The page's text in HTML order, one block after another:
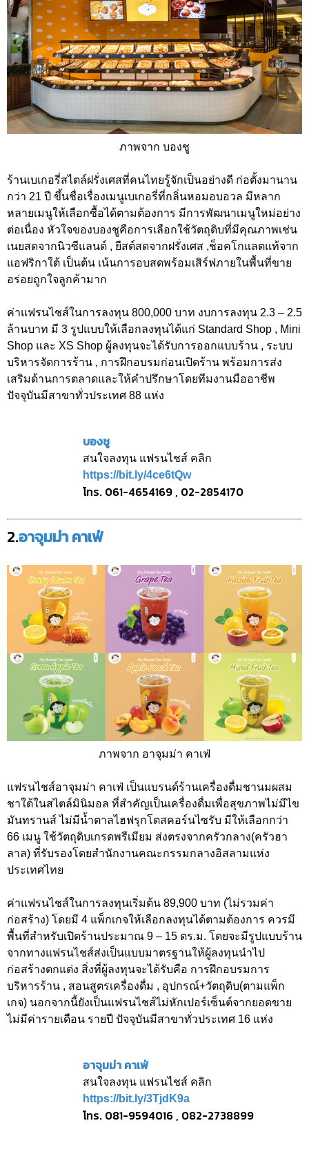
ภาพจาก บองชู
ร้านเบเกอรี่สไตล์ฝรั่งเศสที่คนไทยรู้จักเป็นอย่างดี ก่อตั้งมานาน
กว่า 21 ปี ขึ้นชื่อเรื่องเมนูเบเกอรี่ที่กลิ่นหอมอบอวล มีหลาก
หลายเมนูให้เลือกซื้อได้ตามต้องการ มีการพัฒนาเมนูใหม่อย่าง
ต่อเนื่อง หัวใจของบองชูคือการเลือกใช้วัตถุดิบที่มีคุณภาพเช่น
เนยสดจากนิวซีแลนด์ , ยีสต์สดจากฝรั่งเศส ,ช็อคโกแลตแท้จาก
แอฟริกาใต้ เป็นต้น เน้นการอบสดพร้อมเสิร์ฟภายในพื้นที่ขาย
อร่อยถูกใจลูกค้ามาก
ค่าแฟรนไชส์ในการลงทุน 800,000 บาท งบการลงทุน 2.3 – 2.5
ล้านบาท มี 3 รูปแบบให้เลือกลงทุนได้แก่ Standard Shop , Mini
Shop และ XS Shop ผู้ลงทุนจะได้รับการออกแบบร้าน , ระบบ
บริหารจัดการร้าน , การฝึกอบรมก่อนเปิดร้าน พร้อมการส่ง
เสริมด้านการตลาดและให้คำปรึกษาโดยทีมงานมืออาชีพ
ปัจจุบันมีสาขาทั่วประเทศ 88 แห่ง
บองชู
สนใจลงทุน แฟรนไชส์ คลิก
https://bit.ly/4ce6tQw
โทร. 061-4654169 , 02-2854170
2.อาจุมม่า คาเฟ่
ภาพจาก อาจุมม่า คาเฟ่
แฟรนไชส์อาจุมม่า คาเฟ่ เป็นแบรนด์ร้านเครื่องดื่มชานมผสม
ชาใต้ในสไตล์มินิมอล ที่สำคัญเป็นเครื่องดื่มเพื่อสุขภาพไม่มีไข
มันทรานส์ ไม่มีน้ำตาลไฮฟรุกโตสคอร์นไซรับ มีให้เลือกกว่า
66 เมนู ใช้วัตถุดิบเกรดพรีเมียม ส่งตรงจากครัวกลาง(ครัวฮา
ลาล) ที่รับรองโดยสำนักงานคณะกรรมกลางอิสลามแห่ง
ประเทศไทย
ค่าแฟรนไชส์ในการลงทุนเริ่มต้น 89,900 บาท (ไม่รวมค่า
ก่อสร้าง) โดยมี 4 แพ็กเกจให้เลือกลงทุนได้ตามต้องการ ควรมี
พื้นที่สำหรับเปิดร้านประมาณ 9 – 15 ตร.ม. โดยจะมีรูปแบบร้าน
จากทางแฟรนไชส์ส่งเป็นแบบมาตรฐานให้ผู้ลงทุนนำไป
ก่อสร้างตกแต่ง สิ่งที่ผู้ลงทุนจะได้รับคือ การฝึกอบรมการ
บริหารร้าน , สอนสูตรเครื่องดื่ม , อุปกรณ์+วัตถุดิบ(ตามแพ็ก
เกจ) นอกจากนี้ยังเป็นแฟรนไชส์ไม่หักเปอร์เซ็นต์จากยอดขาย
ไม่มีค่ารายเดือน รายปี ปัจจุบันมีสาขาทั่วประเทศ 16 แห่ง
อาจุมม่า คาเฟ่
สนใจลงทุน แฟรนไชส์ คลิก
https://bit.ly/3TjdK9a
โทร. 081-9594016 , 082-2738899